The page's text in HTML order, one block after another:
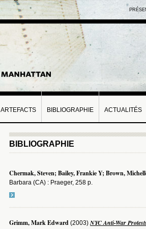
ARTEFACTS BIBLIOGRAPHIE ACTUALITÉS
BIBLIOGRAPHIE
Chermak, Steven; Bailey, Frankie Y; Brown,
Barbara (CA) : Praeger, 258 p.
Grimm, Mark Edward (2003)NYC Anti-War